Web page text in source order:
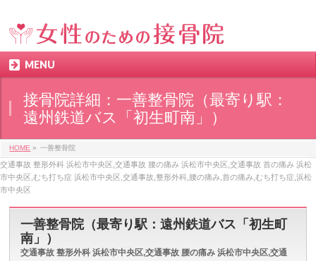
MENU
接骨院詳細：一善整骨院（最寄り駅：
遠州鉄道バス「初生町南」）
HOME » 一善整骨院
交通事故 整形外科 浜松市中央区,交通事故 腰の痛み 浜松市中央区,交通事故 首の痛み 浜松
市中央区,むち打ち症 浜松市中央区,交通事故,整形外科,腰の痛み,首の痛み,むち打ち症,浜松
市中央区
一善整骨院（最寄り駅：遠州鉄道バス「初生町
南」）
交通事故 整形外科 浜松市中央区,交通事故 腰の痛み 浜松市中央区,交通